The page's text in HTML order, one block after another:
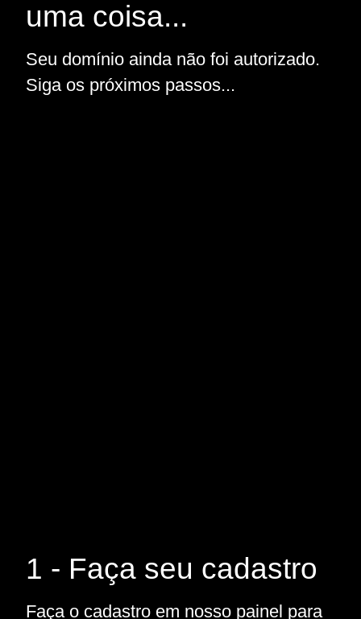
uma coisa...
Seu domínio ainda não foi autorizado.
Siga os próximos passos...
1 - Faça seu cadastro
Faça o cadastro em nosso painel para